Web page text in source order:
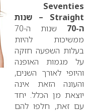
Seventies
Straight
– שנות
ה-70
שנות ה-70
ממשיכות להיות
בעלות השפעה חזקה
על מגמות האופנה
והיופי לאורך השנים,
והעונה הזאת אינה
יוצאת מן הכלל. יחד
עם זאת, חלפו להם